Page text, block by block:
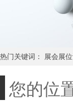
热门关键词： 展会展
您的位